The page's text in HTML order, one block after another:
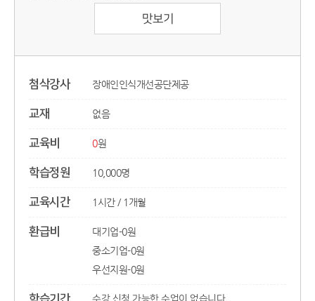
맛보기
첨삭강사 장애인인식개선공단제공
교재 없음
교육비 0원
학습정원 10,000명
교육시간 1시간/ 1개월
환급비 대기업-0원
|
중소기업-0원
|
우선지원-0원